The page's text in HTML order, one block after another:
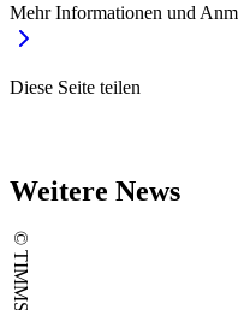
Mehr Informationen und
Diese Seite teilen
Weitere News